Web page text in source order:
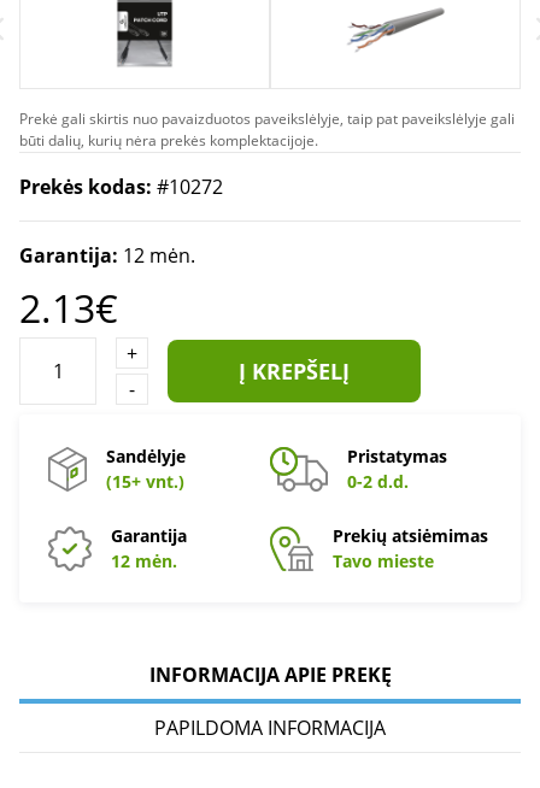
Prekė gali skirtis nuo pavaizduotos paveikslėlyje, taip pat paveikslėlyje gali
būti dalių, kurių nėra prekės komplektacijoje.
Prekės kodas: #10272
Garantija: 12 mėn.
2.13€
+
-
Į KREPŠELĮ
Sandėlyje
(15+ vnt.)
Pristatymas
0-2 d.d.
Garantija
12 mėn.
Prekių atsiėmimas
Tavo mieste
INFORMACIJA APIE PREKĘ
PAPILDOMA INFORMACIJA